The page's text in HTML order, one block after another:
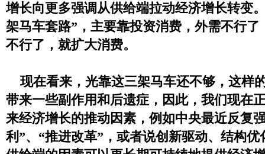
增长向更多强调从供给端拉动经济增长转变
架马车套路”，主要靠投资消费，外需不行
不行了，就扩大消费。
现在看来，光靠这三架马车还不够，这样
带来一些副作用和后遗症，因此，我们现在
来经济增长的推动因素，例如中央最近反复
利”、“推进改革”，或者说创新驱动、结构